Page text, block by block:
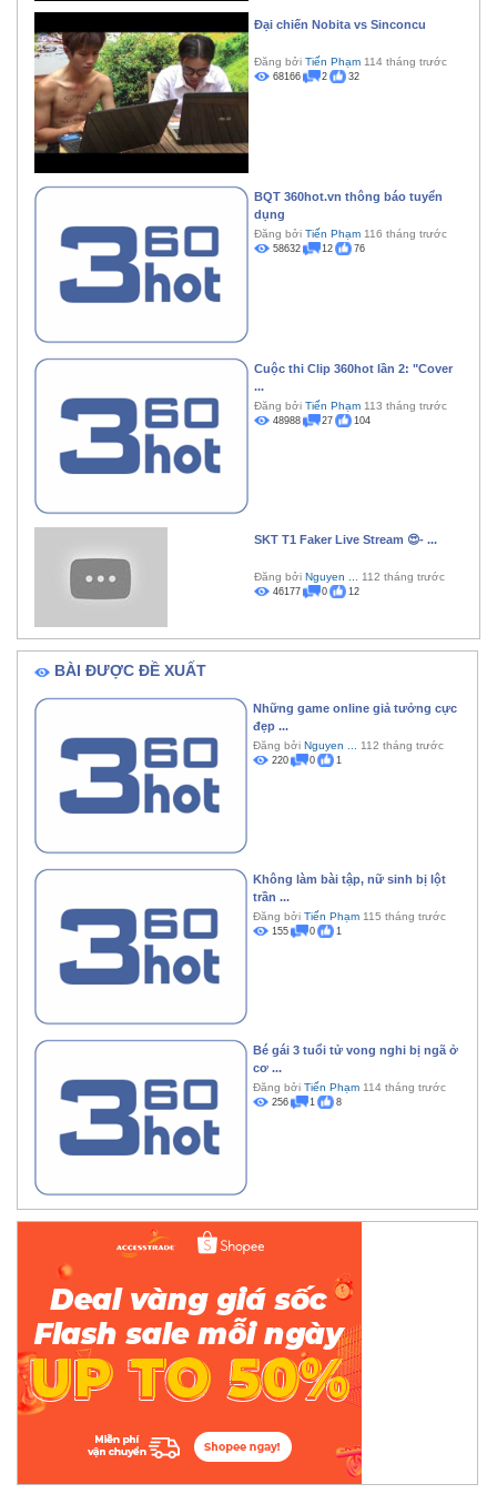
Đại chiến Nobita vs Sinconcu
Đăng bởi Tiến Phạm 114 tháng trước
68166 2 32
BQT 360hot.vn thông báo tuyển
dụng
Đăng bởi Tiến Phạm 116 tháng trước
58632 12 76
Cuộc thi Clip 360hot lần 2: "Cover
...
Đăng bởi Tiến Phạm 113 tháng trước
48988 27 104
SKT T1 Faker Live Stream 😍- ...
Đăng bởi Nguyen ... 112 tháng trước
46177 0 12
BÀI ĐƯỢC ĐỀ XUẤT
Những game online giả tưởng cực
đẹp ...
Đăng bởi Nguyen ... 112 tháng trước
220 0 1
Không làm bài tập, nữ sinh bị lột
trần ...
Đăng bởi Tiến Phạm 115 tháng trước
155 0 1
Bé gái 3 tuổi tử vong nghi bị ngã ở
cơ ...
Đăng bởi Tiến Phạm 114 tháng trước
256 1 8